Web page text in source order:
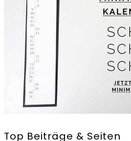
Top Beiträge & Seiten